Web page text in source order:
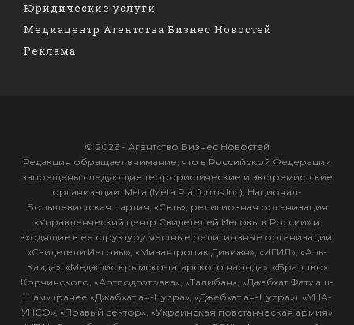
Юридические услуги
Медиацентр Агентства Бизнес Новостей
Реклама
© 2026 - Агентство Бизнес Новостей
Редакция обращает внимание, что в Российской Федерации
запрещены следующие террористические и экстремистские
организации: Meta (Meta Platforms Inc), Национал-
Большевистская партия, «Сеть», религиозная организация
«Управленческий центр Свидетелей Иеговы в России» и
входящие в ее структуру местные религиозные организации,
«Свидетели Иеговы», «Мизантропик Дивижн», «ИГИЛ», «Аль-
Каида», «Меджлис крымско-татарского народа», «Братство»
Корчинского, «Артподготовка», «Талибан», «Джабхат Фатх аш-
Шам» (ранее «Джабхат ан-Нусра», «Джебхат ан-Нусра»), «УНА-
УНСО», «Правый сектор», «Украинская повстанческая армия»